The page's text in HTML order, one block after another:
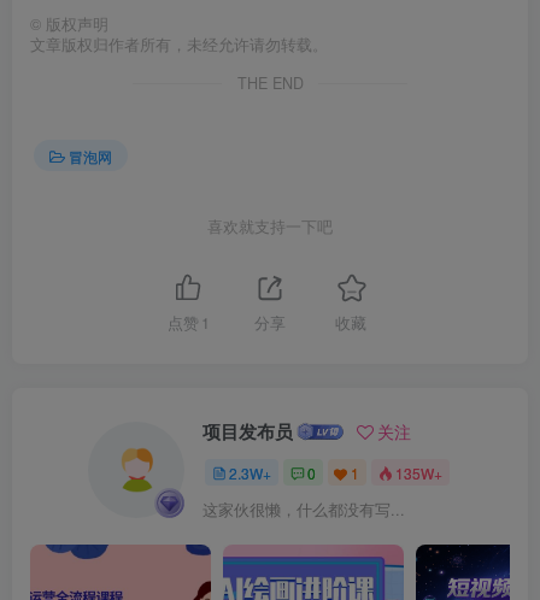
© 版权声明
文章版权归作者所有，未经允许请勿转载。
THE END
冒泡网
喜欢就支持一下吧
点赞 1 分享 收藏
项目发布员 关注
2.3W+ 0 1 135W+
这家伙很懒，什么都没有写...